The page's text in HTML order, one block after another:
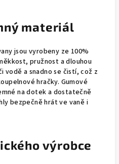
materiál
jsou vyrobeny ze 100%
pružnost a dlouhou
vodě a snadno se čistí, což z
hračky. Gumové
na dotek a dostatečně
bezpečně hrát ve vaně i
výrobce